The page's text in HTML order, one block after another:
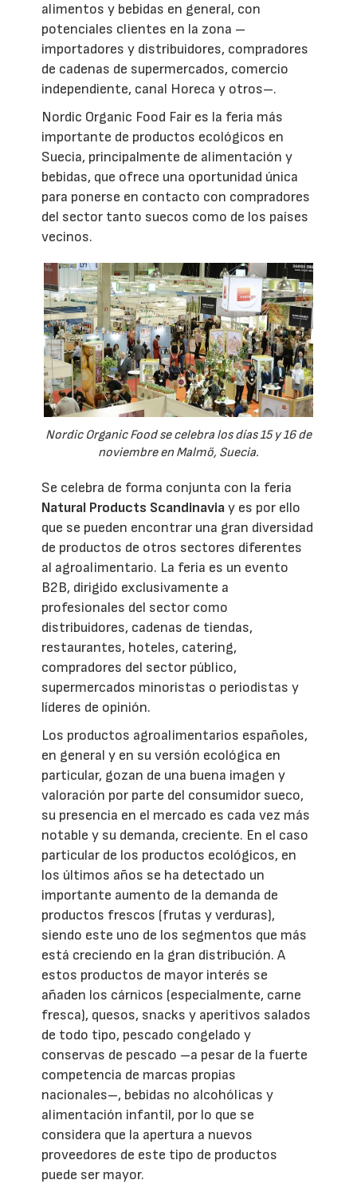
alimentos y bebidas en general, con
potenciales clientes en la zona –
importadores y distribuidores, compradores
de cadenas de supermercados, comercio
independiente, canal Horeca y otros–.
Nordic Organic Food Fair es la feria más
importante de productos ecológicos en
Suecia, principalmente de alimentación y
bebidas, que ofrece una oportunidad única
para ponerse en contacto con compradores
del sector tanto suecos como de los países
vecinos.
Nordic Organic Food se celebra los días 15 y 16 de
noviembre en Malmö, Suecia.
Se celebra de forma conjunta con la feria
Natural Products Scandinaviay es por ello
que se pueden encontrar una gran diversidad
de productos de otros sectores diferentes
al agroalimentario. La feria es un evento
B2B, dirigido exclusivamente a
profesionales del sector como
distribuidores, cadenas de tiendas,
restaurantes, hoteles, catering,
compradores del sector público,
supermercados minoristas o periodistas y
líderes de opinión.
Los productos agroalimentarios españoles,
en general y en su versión ecológica en
particular, gozan de una buena imagen y
valoración por parte del consumidor sueco,
su presencia en el mercado es cada vez más
notable y su demanda, creciente. En el caso
particular de los productos ecológicos, en
los últimos años se ha detectado un
importante aumento de la demanda de
productos frescos (frutas y verduras),
siendo este uno de los segmentos que más
está creciendo en la gran distribución. A
estos productos de mayor interés se
añaden los cárnicos (especialmente, carne
fresca), quesos, snacks y aperitivos salados
de todo tipo, pescado congelado y
conservas de pescado –a pesar de la fuerte
competencia de marcas propias
nacionales–, bebidas no alcohólicas y
alimentación infantil, por lo que se
considera que la apertura a nuevos
proveedores de este tipo de productos
puede ser mayor.